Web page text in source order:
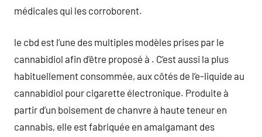
médicales qui les corroborent.
le cbd est l’une des multiples modèles prises par le
cannabidiol afin d’être proposé à . C’est aussi la plus
habituellement consommée, aux côtés de l’e-liquide au
cannabidiol pour cigarette électronique. Produite à
partir d’un boisement de chanvre à haute teneur en
cannabis, elle est fabriquée en amalgamant des